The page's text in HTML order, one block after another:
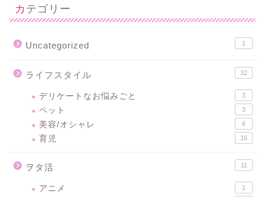
カテゴリー
Uncategorized 1
ライフスタイル 32
デリケートなお悩みごと 3
ペット 3
美容/オシャレ 6
育児 16
ヲタ活 11
アニメ 1